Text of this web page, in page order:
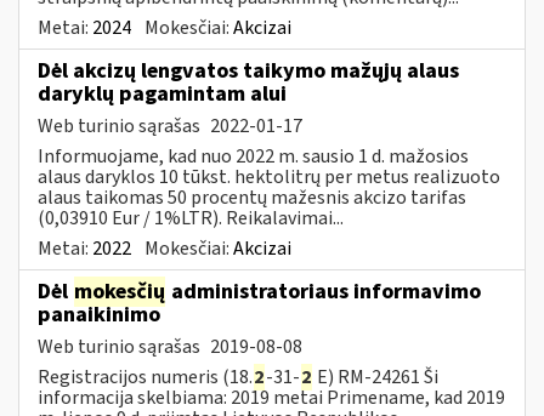
Metai: 2024 Mokesčiai:Akcizai
Dėl akcizų lengvatos taikymo mažųjų alaus
daryklų pagamintam alui
Web turinio sąrašas 2022-01-17
Informuojame, kad nuo 2022 m. sausio 1 d. mažosios
alaus daryklos 10 tūkst. hektolitrų per metus realizuoto
alaus taikomas 50 procentų mažesnis akcizo tarifas
(0,03910 Eur / 1%LTR). Reikalavimai...
Metai: 2022 Mokesčiai:Akcizai
Dėl mokesčių administratoriaus informavimo
panaikinimo
Web turinio sąrašas 2019-08-08
Registracijos numeris (18.2-31-2 E) RM-24261 Ši
informacija skelbiama: 2019 metai Primename, kad 2019